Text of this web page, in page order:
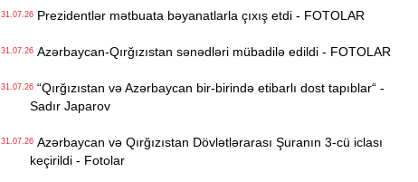
31.07.26Prezidentlər mətbuata bəyanatlarla çıxış etdi - FOTOLAR
31.07.26Azərbaycan-Qırğızıstan sənədləri mübadilə edildi - FOTOLAR
31.07.26“Qırğızıstan və Azərbaycan bir-birində etibarlı dost tapıblar“ -
Sadır Japarov
31.07.26Azərbaycan və Qırğızıstan Dövlətlərarası Şuranın 3-cü iclası
keçirildi - Fotolar